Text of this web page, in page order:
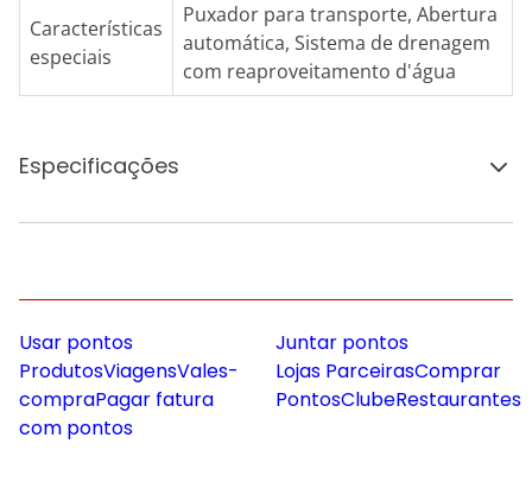
Características
especiais
Puxador para transporte, Abertura
automática, Sistema de drenagem
com reaproveitamento d'água
Especificações
Usar pontos
ProdutosViagensVales-
compraPagar fatura
com pontos
Juntar pontos
Lojas ParceirasComprar
PontosClubeRestaurantes